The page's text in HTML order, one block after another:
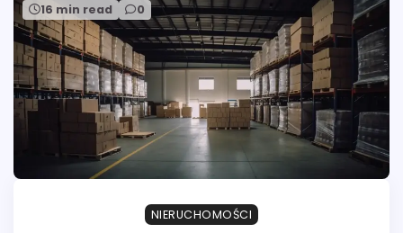
16 min read 0
NIERUCHOMOŚCI